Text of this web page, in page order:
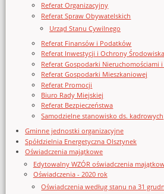
Referat Organizacyjny
Referat Spraw Obywatelskich
Urząd Stanu Cywilnego
Referat Finansów i Podatków
Referat Inwestycji i Ochrony Środowiska
Referat Gospodarki Nieruchomościami
Referat Gospodarki Mieszkaniowej
Referat Promocji
Biuro Rady Miejskiej
Referat Bezpieczeństwa
Samodzielne stanowisko ds. kadrowych
Gminne jednostki organizacyjne
Spółdzielnia Energetyczna Olsztynek
Oświadczenia majątkowe
Edytowalny WZÓR oświadczenia
Oświadczenia - 2020 rok
Oświadczenia według stanu na 31